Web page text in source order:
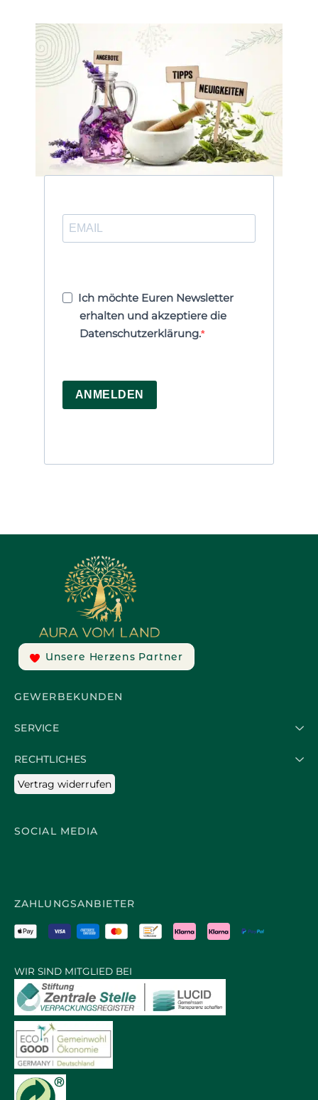
Ich möchte Euren Newsletter
erhalten und akzeptiere die
Datenschutzerklärung.
ANMELDEN
Unsere Herzens Partner
GEWERBEKUNDEN
SERVICE
RECHTLICHES
Vertrag widerrufen
SOCIAL MEDIA
ZAHLUNGSANBIETER
WIR SIND MITGLIED BEI